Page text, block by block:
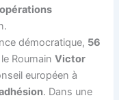
démocratique, 56
RoumainVictor
européen à
. Dans une